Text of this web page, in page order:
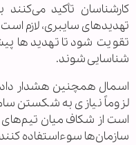
کارشناسان تأکید می‌کنند
تهدیدهای سایبری، لازم
تقویت شود تا تهدیدها
شناسایی شوند.
اسمال همچنین هشدار
لزوماً نیازی به شکستن
است از شکاف میان تیم‌های
سازمان‌ها سوءاستفاده